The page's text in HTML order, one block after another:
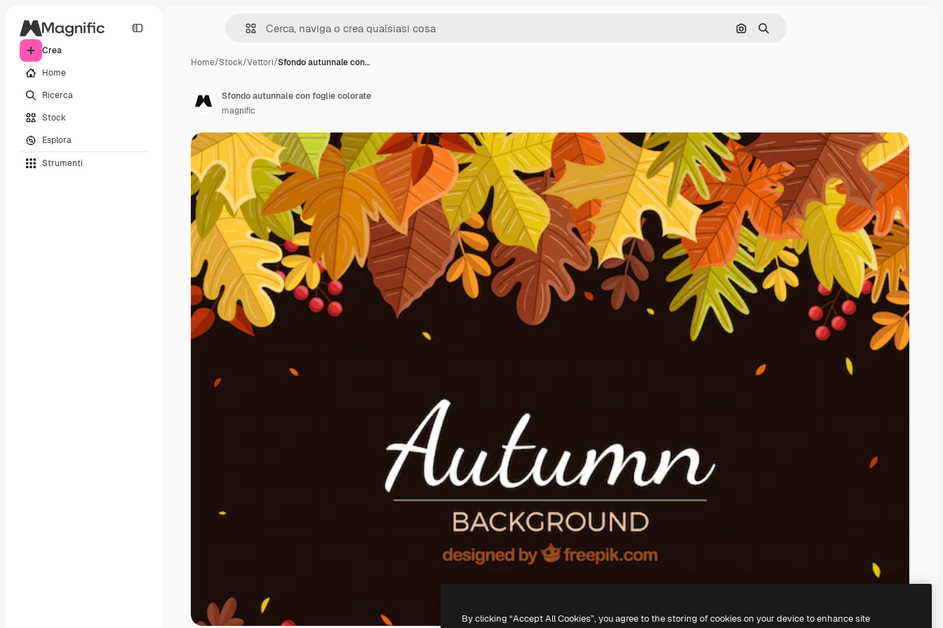
Crea
Home
Ricerca
Stock
Esplora
Strumenti
Cerca per immagine
Ricerca
Home/Stock/Vettori/Sfondo autunnale con…
Sfondo autunnale con foglie colorate
magnific
By clicking “Accept All Cookies”, you agree to the storing of cookies on your device to enhance site